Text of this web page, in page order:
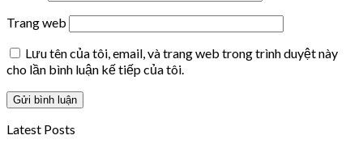
Trang web
Lưu tên của tôi, email, và trang web trong trình duyệt này
cho lần bình luận kế tiếp của tôi.
Latest Posts